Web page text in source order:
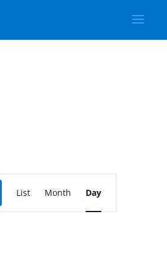
Event
Views
Navigation
List Month Day